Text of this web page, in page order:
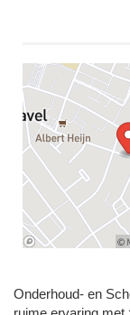
Onderhoud- en